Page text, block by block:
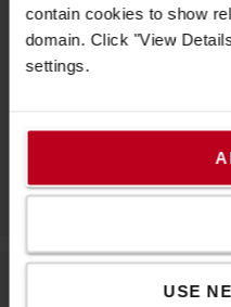
contain cookies to show
domain. Click "View
settings.
USE
Vegye fel